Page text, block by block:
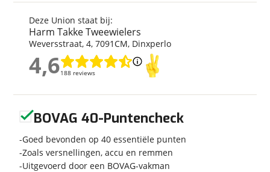
Wielmaat
28 inch
Nieuw of occasion
Occasion
Fabriekskleur Blauw
Deze Union staat bij:
Harm Takke Tweewielers
Weversstraat, 4, 7091CM, Dinxperlo
4,6188 reviews
4,6
Naam
E-mailadres
Telefoonnummer (optioneel)
BOVAG 40-Puntencheck
Goed bevonden op 40 essentiële punten
Zoals versnellingen, accu en remmen
Uitgevoerd door een BOVAG-vakman